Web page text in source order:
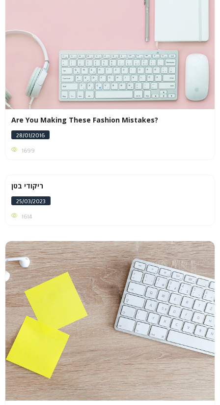
Are You Making These Fashion Mistakes?
28/01/2016
1699
ריקודי בטן
25/03/2023
1614